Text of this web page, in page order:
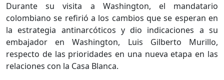
Durante su visita a Washington, el mandatario
colombiano se refirió a los cambios que se esperan en
la estrategia antinarcóticos y dio indicaciones a su
embajador en Washington, Luis Gilberto Murillo,
respecto de las prioridades en una nueva etapa en las
relaciones con la Casa Blanca.